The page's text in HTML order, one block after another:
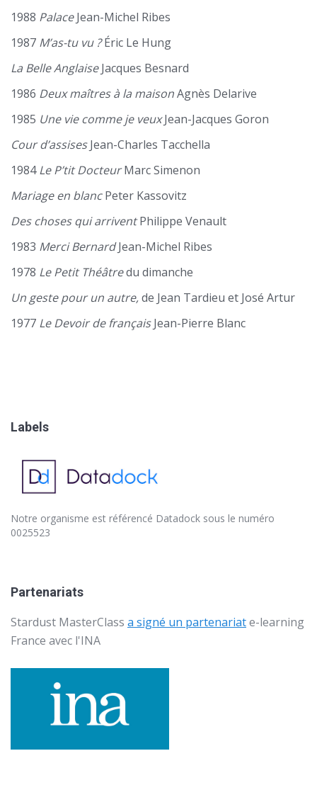
1988 PalaceJean-Michel Ribes
1987 M’as-tu vu ?Éric Le Hung
La Belle AnglaiseJacques Besnard
1986 Deux maîtres à la maisonAgnès Delarive
1985 Une vie comme je veuxJean-Jacques Goron
Cour d’assisesJean-Charles Tacchella
1984Le P’tit DocteurMarc Simenon
Mariage en blancPeter Kassovitz
Des choses qui arriventPhilippe Venault
1983 Merci BernardJean-Michel Ribes
1978 Le Petit Théâtredu dimanche
Un geste pour un autre,de Jean Tardieu et José Artur
1977 Le Devoir de françaisJean-Pierre Blanc
Labels
Notre organisme est référencé Datadock sous le numéro
0025523
Partenariats
Stardust MasterClass a signé un partenariate-learning
France avec l'INA